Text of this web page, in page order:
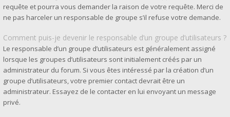
requête et pourra vous demander la raison de votre requête. Merci de
ne pas harceler un responsable de groupe s’il refuse votre demande.
Comment puis-je devenir le responsable d’un groupe d’utilisateurs ?
Le responsable d’un groupe d’utilisateurs est généralement assigné
lorsque les groupes d’utilisateurs sont initialement créés par un
administrateur du forum. Si vous êtes intéressé par la création d’un
groupe d’utilisateurs, votre premier contact devrait être un
administrateur. Essayez de le contacter en lui envoyant un message
privé.